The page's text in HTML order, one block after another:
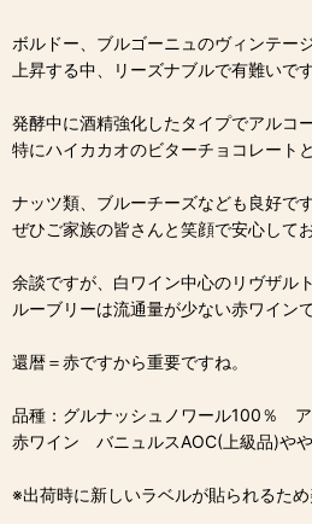
ボルドー、ブルゴーニュのヴィンテー
上昇する中、リーズナブルで有難いです
発酵中に酒精強化したタイプでアルコ
特にハイカカオのビターチョコレート
ナッツ類、ブルーチーズなども良好です
ぜひご家族の皆さんと笑顔で安心して
余談ですが、白ワイン中心のリヴザル
ルーブリーは流通量が少ない赤ワインで
還暦＝赤ですから重要ですね。
品種：グルナッシュノワール100％
赤ワイン バニュルスAOC(上級品)や
※出荷時に新しいラベルが貼られるため